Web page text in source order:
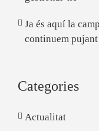
Ja és aquí la
continuem
Categories
Actualitat